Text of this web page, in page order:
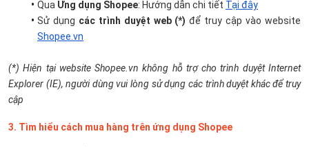
Qua Ứng dụng Shopee: Hướng dẫn chi tiết Tại đây
Sử dụng các trình duyệt web (*)
Shopee.vn
(*) Hiện tại website Shopee.vn không hỗ trợ cho trình duyệt Internet
Explorer (IE), người dùng vui lòng sử dụng các trình duyệt khác để truy
cập
3. Tìm hiểu cách mua hàng trên ứng dụng Shopee